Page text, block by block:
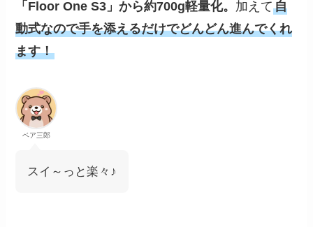
「Floor One S3」から約700g軽量化。 加えて自
動式なので手を添えるだけでどんどん進んでくれ
ます！
ベア三郎
スイ～っと楽々♪